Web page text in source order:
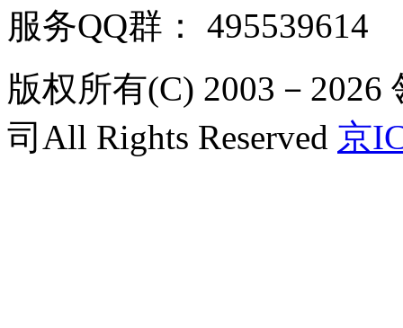
服务QQ群：
495539614
版权所有(C) 2003－
司All Rights Reserved 京